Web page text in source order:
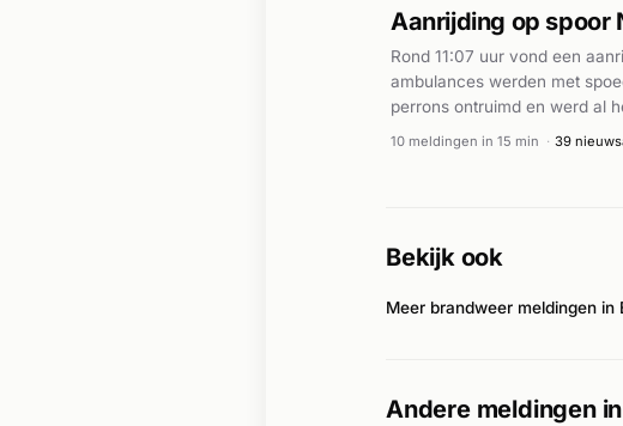
Aanrijding op spoor
Rond 11:07 uur vond een
ambulances werden met
perrons ontruimd en werd al
hulp verleend aan reizigers
10 meldingen in 15 min · 39
Bekijk ook
Meer brandweer meldingen in
Andere meldingen